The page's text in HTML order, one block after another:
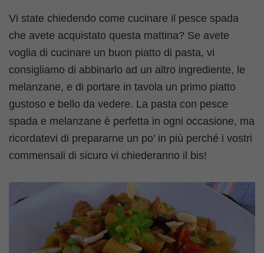
Vi state chiedendo come cucinare il pesce spada
che avete acquistato questa mattina? Se avete
voglia di cucinare un buon piatto di pasta, vi
consigliamo di abbinarlo ad un altro ingrediente, le
melanzane, e di portare in tavola un primo piatto
gustoso e bello da vedere. La pasta con pesce
spada e melanzane è perfetta in ogni occasione, ma
ricordatevi di prepararne un po’ in più perché i vostri
commensali di sicuro vi chiederanno il bis!